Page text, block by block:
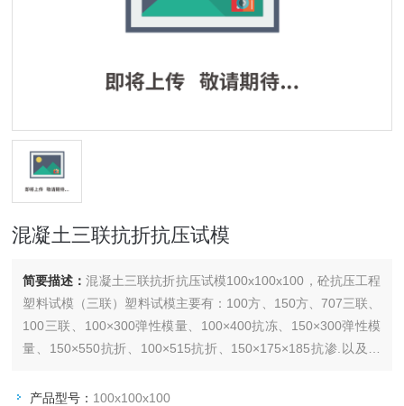
混凝土三联抗折抗压试模
简要描述：混凝土三联抗折抗压试模100x100x100，砼抗压工程
塑料试模（三联）塑料试模主要有：100方、150方、707三联、
100三联、100×300弹性模量、100×400抗冻、150×300弹性模
量、150×550抗折、100×515抗折、150×175×185抗渗.以及塑
产品型号： 100x100x100